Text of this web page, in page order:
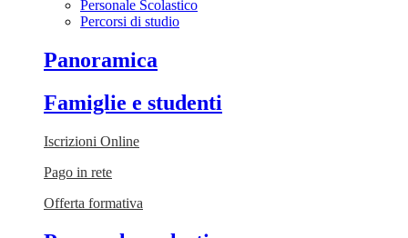
Personale Scolastico
Percorsi di studio
Panoramica
Famiglie e studenti
Iscrizioni Online
Pago in rete
Offerta formativa